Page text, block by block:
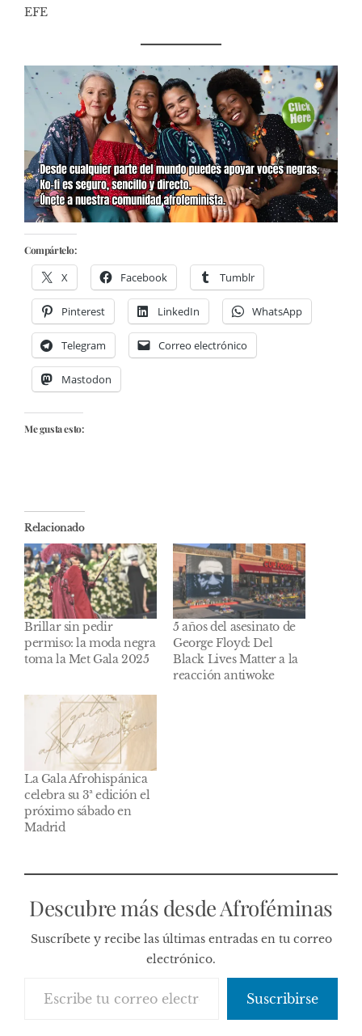
EFE
Compártelo:
X Facebook Tumblr
Pinterest LinkedIn WhatsApp
Telegram Correo electrónico
Mastodon
Me gusta esto:
Relacionado
Brillar sin pedir
permiso: la moda negra
toma la Met Gala 2025
5 años del asesinato de
George Floyd: Del
Black Lives Matter a la
reacción antiwoke
La Gala Afrohispánica
celebra su 3ª edición el
próximo sábado en
Madrid
Descubre más desde Afroféminas
Suscríbete y recibe las últimas entradas en tu correo
electrónico.
Suscribirse